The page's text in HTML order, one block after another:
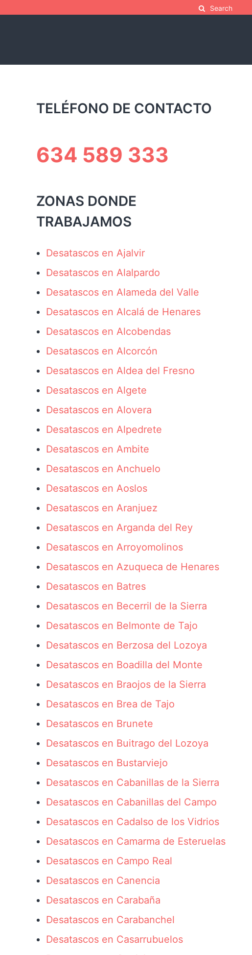
Search
TELÉFONO DE CONTACTO
634 589 333
ZONAS DONDE
TRABAJAMOS
Desatascos en Ajalvir
Desatascos en Alalpardo
Desatascos en Alameda del Valle
Desatascos en Alcalá de Henares
Desatascos en Alcobendas
Desatascos en Alcorcón
Desatascos en Aldea del Fresno
Desatascos en Algete
Desatascos en Alovera
Desatascos en Alpedrete
Desatascos en Ambite
Desatascos en Anchuelo
Desatascos en Aoslos
Desatascos en Aranjuez
Desatascos en Arganda del Rey
Desatascos en Arroyomolinos
Desatascos en Azuqueca de Henares
Desatascos en Batres
Desatascos en Becerril de la Sierra
Desatascos en Belmonte de Tajo
Desatascos en Berzosa del Lozoya
Desatascos en Boadilla del Monte
Desatascos en Braojos de la Sierra
Desatascos en Brea de Tajo
Desatascos en Brunete
Desatascos en Buitrago del Lozoya
Desatascos en Bustarviejo
Desatascos en Cabanillas de la Sierra
Desatascos en Cabanillas del Campo
Desatascos en Cadalso de los Vidrios
Desatascos en Camarma de Esteruelas
Desatascos en Campo Real
Desatascos en Canencia
Desatascos en Carabaña
Desatascos en Carabanchel
Desatascos en Casarrubuelos